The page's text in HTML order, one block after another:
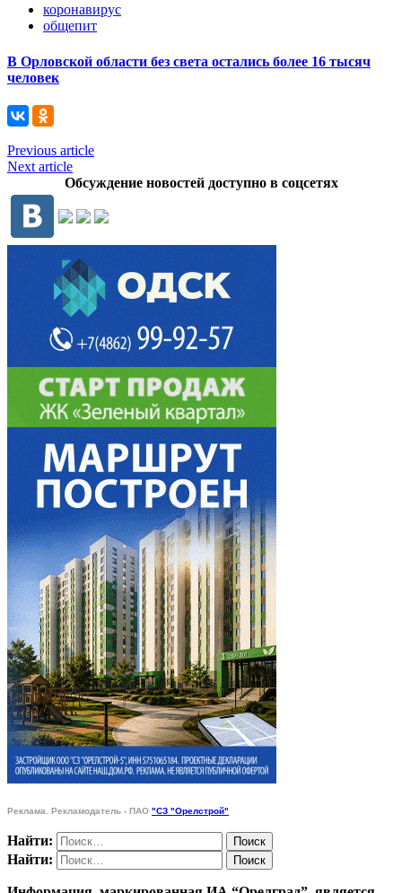
коронавирус
общепит
В Орловской области без света остались более 16 тысяч
человек
Previous article
Next article
Обсуждение новостей доступно в соцсетях
Реклама. Рекламодатель - ПАО "СЗ "Орелстрой"
Найти:
Найти: